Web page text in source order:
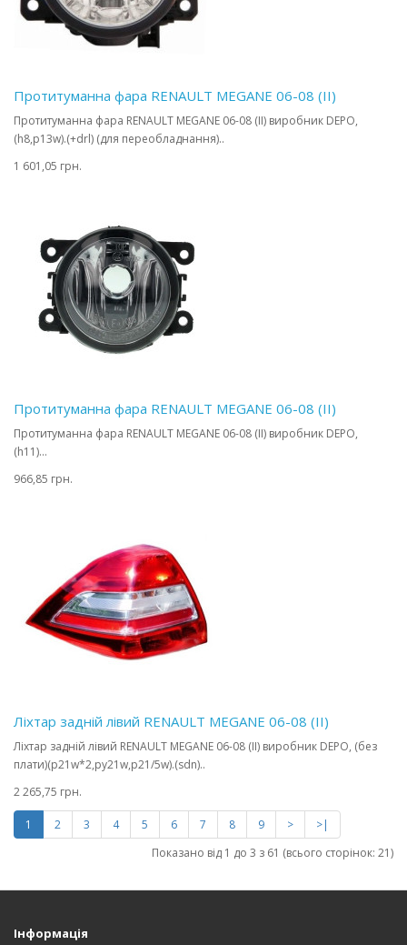
Протитуманна фара RENAULT MEGANE 06-08 (II)
Протитуманна фара RENAULT MEGANE 06-08 (II) виробник DEPO,
(h8,p13w).(+drl) (для переобладнання)..
1 601,05 грн.
Протитуманна фара RENAULT MEGANE 06-08 (II)
Протитуманна фара RENAULT MEGANE 06-08 (II) виробник DEPO,
(h11)...
966,85 грн.
Ліхтар задній лівий RENAULT MEGANE 06-08 (II)
Ліхтар задній лівий RENAULT MEGANE 06-08 (II) виробник DEPO, (без
плати)(p21w*2,py21w,p21/5w).(sdn)..
2 265,75 грн.
1 2 3 4 5 6 7 8 9 >
>|
Показано від 1 до 3 з 61 (всього сторінок: 21)
Інформація